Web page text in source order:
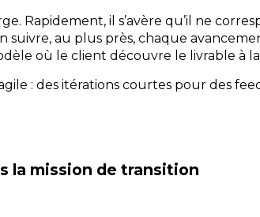
Rapidement, il s’avère qu’il ne
au plus près, chaque
où le client découvre le livrable à
: des itérations courtes pour des
la mission de transition